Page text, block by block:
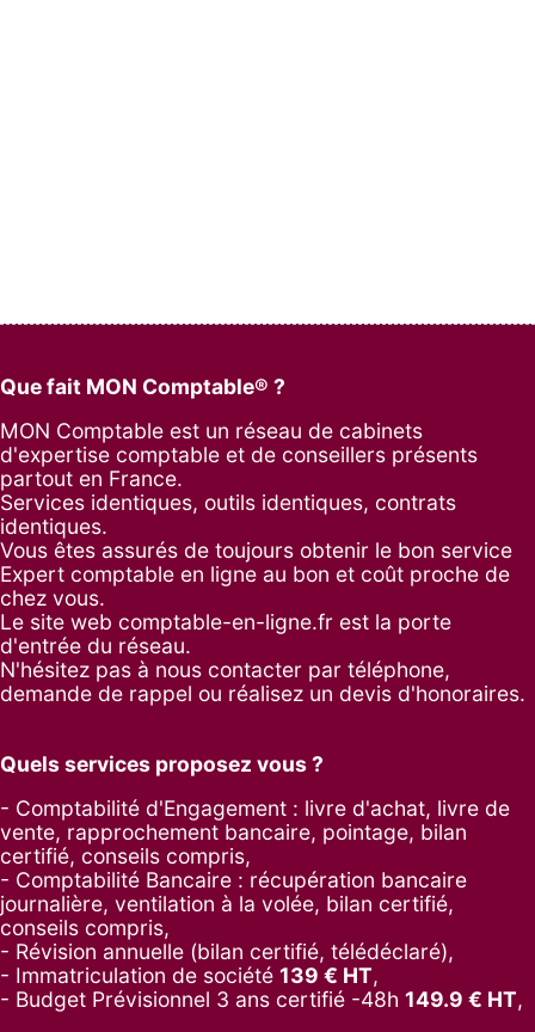
Que fait MON Comptable® ?
MON Comptable est un réseau de cabinets
d'expertise comptable et de conseillers présents
partout en France.
Services identiques, outils identiques, contrats
identiques.
Vous êtes assurés de toujours obtenir le bon service
Expert comptable en ligne au bon et coût proche de
chez vous.
Le site web comptable-en-ligne.fr est la porte
d'entrée du réseau.
N'hésitez pas à nous contacter par téléphone,
demande de rappel ou réalisez un devis d'honoraires.
Quels services proposez vous ?
- Comptabilité d'Engagement : livre d'achat, livre de
vente, rapprochement bancaire, pointage, bilan
certifié, conseils compris,
- Comptabilité Bancaire : récupération bancaire
journalière, ventilation à la volée, bilan certifié,
conseils compris,
- Révision annuelle (bilan certifié, télédéclaré),
- Immatriculation de société 139 € HT,
- Budget Prévisionnel 3 ans certifié -48h 149.9 € HT,